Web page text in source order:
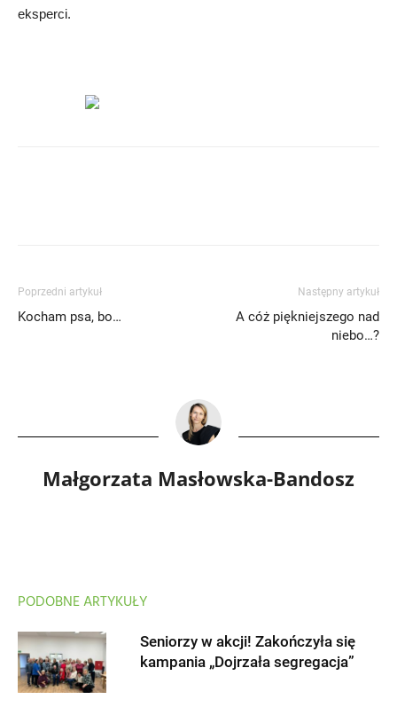
eksperci.
Poprzedni artykuł
Kocham psa, bo…
Następny artykuł
A cóż piękniejszego nad
niebo…?
Małgorzata Masłowska-Bandosz
PODOBNE ARTYKUŁY
Seniorzy w akcji! Zakończyła się
kampania „Dojrzała segregacja”